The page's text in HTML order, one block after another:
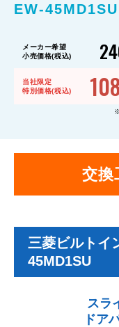
EW-45MD1SU
メーカー希望
小売価格(税込)
当社限定
特別価格(税込)
交換
三菱ビルトイ
45MD1SU
スラ
ドア